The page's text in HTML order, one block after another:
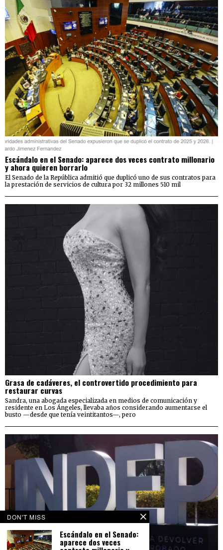
Escándalo en el Senado: aparece dos veces contrato millonario
y ahora quieren borrarlo
El Senado de la República admitió que duplicó uno de sus contratos para
la prestación de servicios de cultura por 32 millones 510 mil
Grasa de cadáveres, el controvertido procedimiento para
restaurar curvas
Sandra, una abogada especializada en medios de comunicación y
residente en Los Ángeles, llevaba años considerando aumentarse el
busto —desde que tenía veintitantos—, pero
DON'T MISS
Escándalo en el Senado:
aparece dos veces